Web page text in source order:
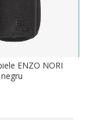
ENZO NORI